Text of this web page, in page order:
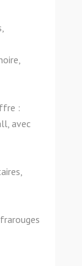
:
avec